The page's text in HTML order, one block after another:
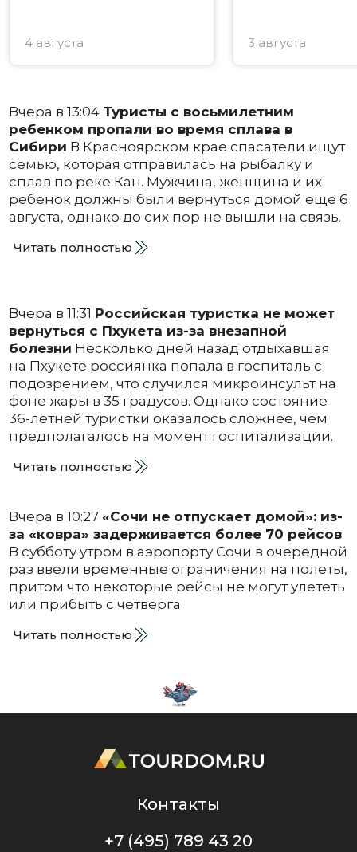
4 августа 3 августа
Вчера в 13:04 Туристы с восьмилетним
ребенком пропали во время сплава в
Сибири В Красноярском крае спасатели ищут
семью, которая отправилась на рыбалку и
сплав по реке Кан. Мужчина, женщина и их
ребенок должны были вернуться домой еще 6
августа, однако до сих пор не вышли на связь.
Читать полностью
Вчера в 11:31 Российская туристка не может
вернуться с Пхукета из-за внезапной
болезни Несколько дней назад отдыхавшая
на Пхукете россиянка попала в госпиталь с
подозрением, что случился микроинсульт на
фоне жары в 35 градусов. Однако состояние
36-летней туристки оказалось сложнее, чем
предполагалось на момент госпитализации.
Читать полностью
Вчера в 10:27 «Сочи не отпускает домой»: из-
за «ковра» задерживается более 70 рейсов
В субботу утром в аэропорту Сочи в очередной
раз ввели временные ограничения на полеты,
притом что некоторые рейсы не могут улететь
или прибыть с четверга.
Читать полностью
Контакты
+7 (495) 789 43 20